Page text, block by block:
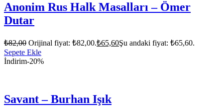
Anonim Rus Halk Masalları – Ömer
Dutar
₺82,00 Orijinal fiyat: ₺82,00.₺65,60Şu andaki fiyat: ₺65,60.
Sepete Ekle
İndirim-20%
Savant – Burhan Işık